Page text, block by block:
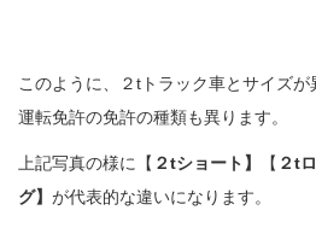
このように、２tトラック車とサイズ
運転免許の免許の種類も異ります。
上記写真の様に【 ２tショート】 【 ２t
グ】 が代表的な違いになります。